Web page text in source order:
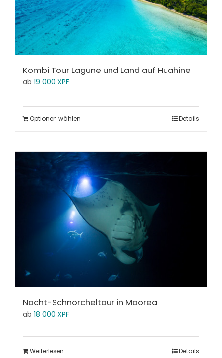
Kombi Tour Lagune und Land auf Huahine
ab 19 000 XPF
Optionen wählen Details
Nacht-Schnorcheltour in Moorea
ab 18 000 XPF
Weiterlesen Details